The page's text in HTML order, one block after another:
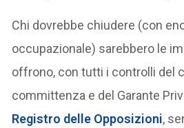
Chi dovrebbe chiudere (con
occupazionale) sarebbero le
offrono, con tutti i controlli del
committenza e del Garante
Registro delle Opposizioni,